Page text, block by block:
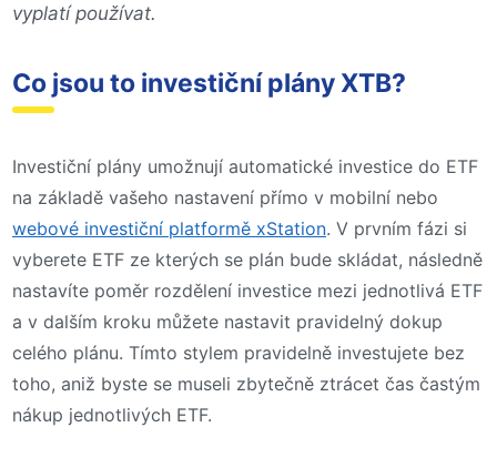
vyplatí používat.
Co jsou to investiční plány XTB?
Investiční plány umožnují automatické investice do ETF
na základě vašeho nastavení přímo v mobilní nebo
webové investiční platformě xStation. V prvním fázi si
vyberete ETF ze kterých se plán bude skládat, následně
nastavíte poměr rozdělení investice mezi jednotlivá ETF
a v dalším kroku můžete nastavit pravidelný dokup
celého plánu. Tímto stylem pravidelně investujete bez
toho, aniž byste se museli zbytečně ztrácet čas častým
nákup jednotlivých ETF.